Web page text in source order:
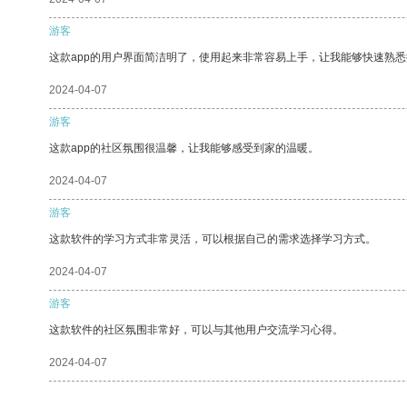
游客
这款app的用户界面简洁明了，使用起来非常容易上手，让我能够快速熟
2024-04-07
游客
这款app的社区氛围很温馨，让我能够感受到家的温暖。
2024-04-07
游客
这款软件的学习方式非常灵活，可以根据自己的需求选择学习方式。
2024-04-07
游客
这款软件的社区氛围非常好，可以与其他用户交流学习心得。
2024-04-07